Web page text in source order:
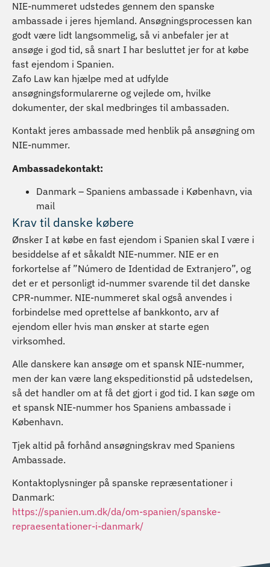
NIE-nummeret udstedes gennem den spanske
ambassade i jeres hjemland. Ansøgningsprocessen kan
godt være lidt langsommelig, så vi anbefaler jer at
ansøge i god tid, så snart I har besluttet jer for at købe
fast ejendom i Spanien.
Zafo Law kan hjælpe med at udfylde
ansøgningsformularerne og vejlede om, hvilke
dokumenter, der skal medbringes til ambassaden.
Kontakt jeres ambassade med henblik på ansøgning om
NIE-nummer.
Ambassadekontakt:
Danmark – Spaniens ambassade i København, via
mail
Krav til danske købere
Ønsker I at købe en fast ejendom i Spanien skal I være i
besiddelse af et såkaldt NIE-nummer. NIE er en
forkortelse af ”Número de Identidad de Extranjero”, og
det er et personligt id-nummer svarende til det danske
CPR-nummer. NIE-nummeret skal også anvendes i
forbindelse med oprettelse af bankkonto, arv af
ejendom eller hvis man ønsker at starte egen
virksomhed.
Alle danskere kan ansøge om et spansk NIE-nummer,
men der kan være lang ekspeditionstid på udstedelsen,
så det handler om at få det gjort i god tid. I kan søge om
et spansk NIE-nummer hos Spaniens ambassade i
København.
Tjek altid på forhånd ansøgningskrav med Spaniens
Ambassade.
Kontaktoplysninger på spanske repræsentationer i
Danmark:
https://spanien.um.dk/da/om-spanien/spanske-
repraesentationer-i-danmark/